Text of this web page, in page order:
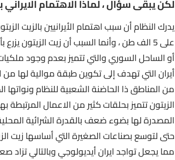
لكن يبقى سؤال ،لماذا الاهتمام
يدرك النظام أن سبب اهتمام الأيرانيين بالزيت
على 5 الف طن ، وأنما السبب أن زيت الزيتون
أو الساحل السوري والتي تتميز بعدم وجود
أيران التي تهدف إلى تكوين طبقة موالية لها من
من المناطق ذا الحاضنة الشعبية للنظام
الزيتون تتميز بحلقات كثير من الاعمال المرتبطة
المصدرة لها بضوء ضعف بالقدرة الشرائية
حتى لتوسع بصناعات الصغيرة التي أساسها زيت
مما يجعل تواجد ايران أيديولوجي وبالتالي